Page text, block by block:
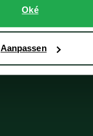
Oké
Aanpassen